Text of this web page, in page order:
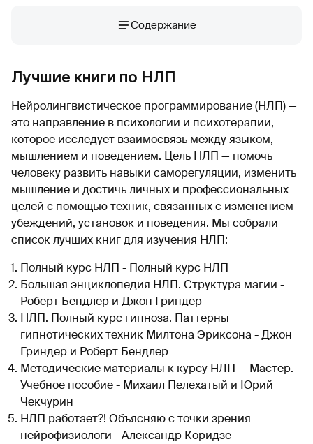
Содержание
Лучшие книги по НЛП
Нейролингвистическое программирование (НЛП) —
это направление в психологии и психотерапии,
которое исследует взаимосвязь между языком,
мышлением и поведением. Цель НЛП — помочь
человеку развить навыки саморегуляции, изменить
мышление и достичь личных и профессиональных
целей с помощью техник, связанных с изменением
убеждений, установок и поведения. Мы собрали
список лучших книг для изучения НЛП:
Полный курс НЛП - Полный курс НЛП
Большая энциклопедия НЛП. Структура магии -
Роберт Бендлер и Джон Гриндер
НЛП. Полный курс гипноза. Паттерны
гипнотических техник Милтона Эриксона - Джон
Гриндер и Роберт Бендлер
Методические материалы к курсу НЛП — Мастер.
Учебное пособие - Михаил Пелехатый и Юрий
Чекчурин
НЛП работает?! Объясняю с точки зрения
нейрофизиологи - Александр Коридзе